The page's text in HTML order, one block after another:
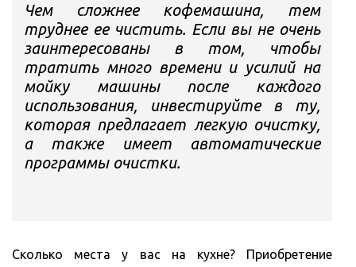
Чем сложнее кофемашина, тем
труднее ее чистить. Если вы не очень
заинтересованы в том, чтобы
тратить много времени и усилий на
мойку машины после каждого
использования, инвестируйте в ту,
которая предлагает легкую очистку,
а также имеет автоматические
программы очистки.
Сколько места у вас на кухне? Приобретение